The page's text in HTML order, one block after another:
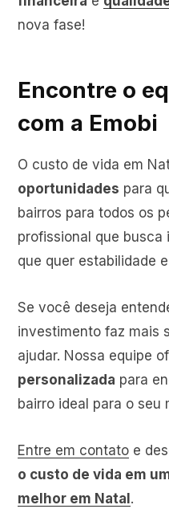
nova fase!
Encontre o
com a Emobi
O custo de vida em
oportunidades para
bairros para todos os
profissional que busca
que quer estabilidade
Se você deseja
investimento faz mais
ajudar. Nossa equipe
personalizada para
bairro ideal para o seu
Entre em contato e
o custo de vida em
melhor em Natal.